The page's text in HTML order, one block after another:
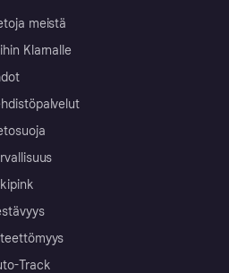
meistä
Klarnalle
Track